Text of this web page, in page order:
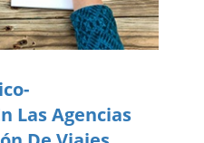
Las Agencias